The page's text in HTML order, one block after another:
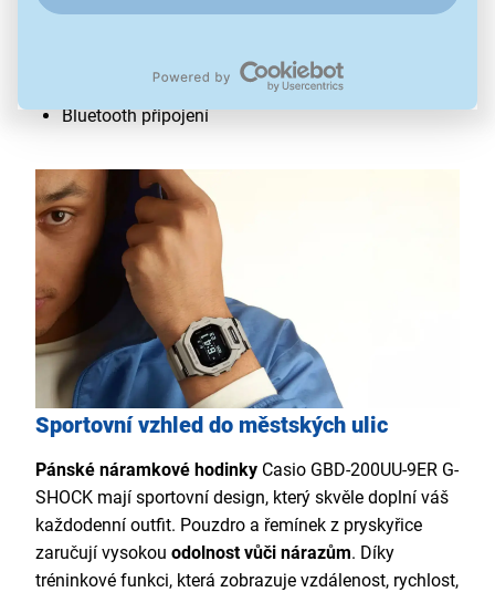
stopky, krokoměr, 4 budíky
LED osvětlení displeje
Bluetooth připojení
Sportovní vzhled do městských ulic
Pánské náramkové hodinky Casio GBD-200UU-9ER G-
SHOCK mají sportovní design, který skvěle doplní váš
každodenní outfit. Pouzdro a řemínek z pryskyřice
zaručují vysokou odolnost vůči nárazům. Díky
tréninkové funkci, která zobrazuje vzdálenost, rychlost,